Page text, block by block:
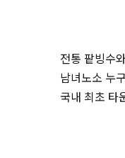
전통 팥빙수
남녀노소 누
국내 최초 타